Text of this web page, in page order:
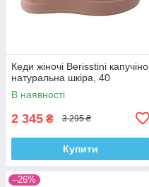
Кеди жіночі Berisstini капучіно
натуральна шкіра, 40
В наявності
2 345 ₴ 3 295 ₴
Купити
–26%